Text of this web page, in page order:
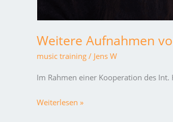
Weitere Aufnahmen
music training / Jens W
Im Rahmen einer Kooperation des
Weiterlesen »